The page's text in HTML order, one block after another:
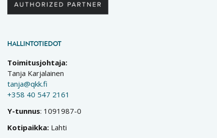
HALLINTOTIEDOT
Toimitusjohtaja:
Tanja Karjalainen
tanja@qkk.fi
+358 40 547 2161
Y-tunnus: 1091987-0
Kotipaikka: Lahti